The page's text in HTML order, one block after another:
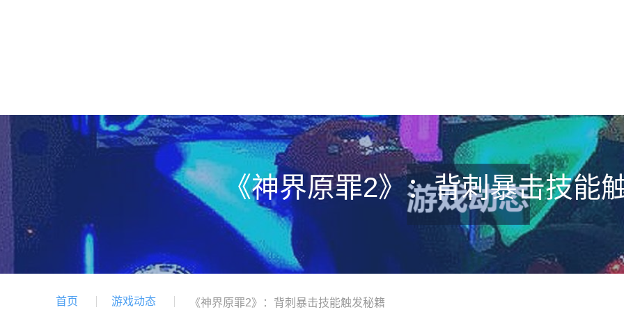
《神界原罪2》：背刺暴击技能
首页 游戏动态 《神界原罪2》：背刺暴击技能触发秘籍